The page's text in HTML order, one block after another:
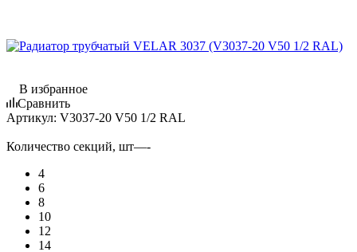
В избранное
Сравнить
Артикул: V3037-20 V50 1/2 RAL
Количество секций, шт—-
4
6
8
10
12
14